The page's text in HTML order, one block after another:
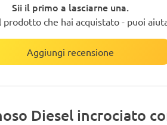
Sii il primo a lasciarne una.
che hai acquistato - puoi
Aggiungi recensione
Diesel incrociato